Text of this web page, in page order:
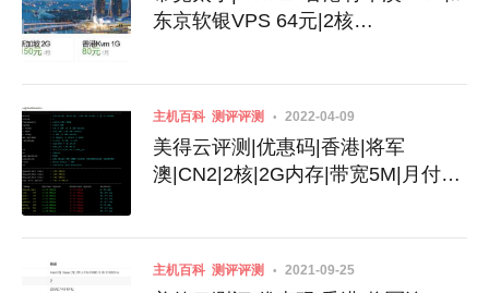
东京软银VPS 64元|2核
主机百科 测评评测 2022-04-09
美得云评测|优惠码|香港|将军
澳|CN2|2核|2G内存|带宽5M|月付32
主机百科 测评评测 2021-09-25